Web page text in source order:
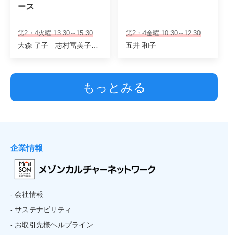
ース
第2・4火曜 13:30～15:30 第2・4金曜 10:30～12:30
五井 和子
もっとみる
企業情報
- 会社情報
- サステナビリティ
- お取引先様ヘルプライン